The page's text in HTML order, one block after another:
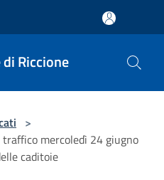
Riccione
>
mercoledì 24 giugno
caditoie